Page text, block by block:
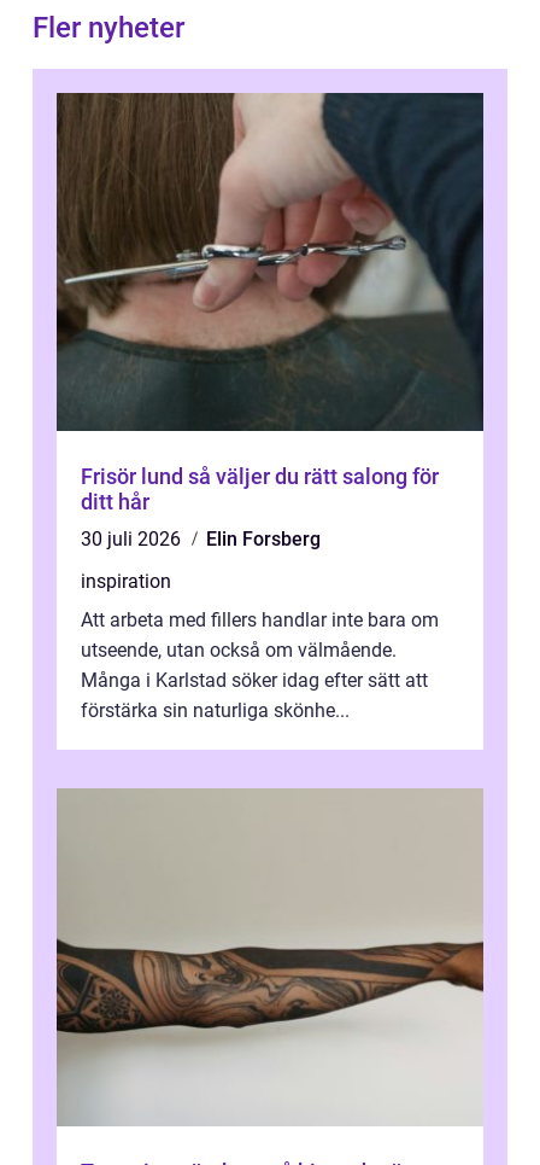
Fler nyheter
Frisör lund så väljer du rätt salong för
ditt hår
30 juli 2026
Elin Forsberg
inspiration
Att arbeta med fillers handlar inte bara om
utseende, utan också om välmående.
Många i Karlstad söker idag efter sätt att
förstärka sin naturliga skönhe...